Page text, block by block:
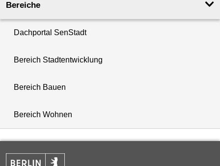
Bereiche
Dachportal SenStadt
Bereich Stadtentwicklung
Bereich Bauen
Bereich Wohnen